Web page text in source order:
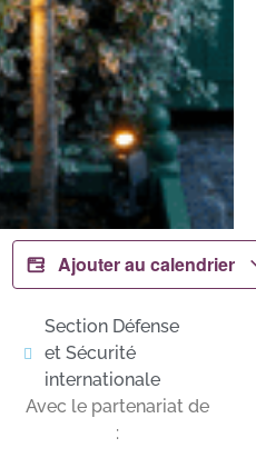
Ajouter au calendrier
Section Défense
et Sécurité
internationale
Avec le partenariat de
: